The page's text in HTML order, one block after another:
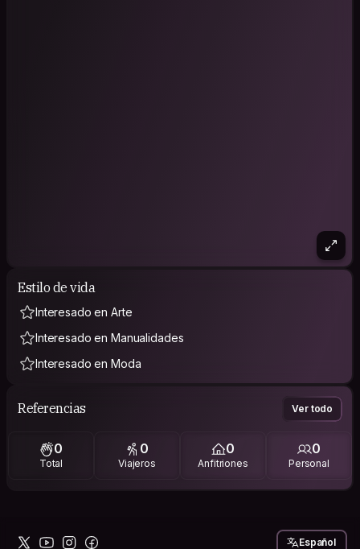
Estilo de vida
Interesado en Arte
Interesado en Manualidades
Interesado en Moda
Referencias Ver todo
0
Total
0
Viajeros
0
Anfitriones
0
Personal
Español